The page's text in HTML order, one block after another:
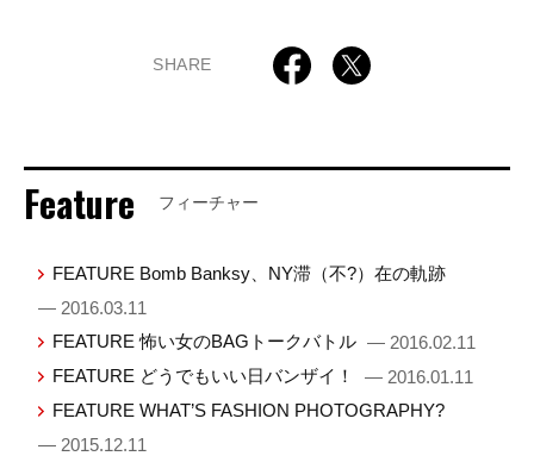
SHARE
Feature フィーチャー
FEATURE Bomb Banksy、NY滞（不?）在の軌跡
— 2016.03.11
FEATURE 怖い女のBAGトークバトル — 2016.02.11
FEATURE どうでもいい日バンザイ！
— 2016.01.11
FEATURE WHAT’S FASHION PHOTOGRAPHY?
— 2015.12.11